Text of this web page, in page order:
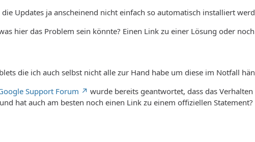
Updates ja anscheinend nicht einfach so automatisch installiert
hier das Problem sein könnte? Einen Link zu einer Lösung oder
die ich auch selbst nicht alle zur Hand habe um diese im Notfall
Support Forum
wurde bereits geantwortet, dass das
hat auch am besten noch einen Link zu einem offiziellen Statement?